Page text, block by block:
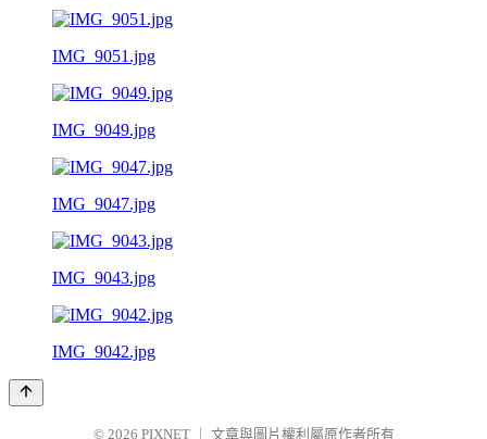
IMG_9051.jpg
IMG_9049.jpg
IMG_9047.jpg
IMG_9043.jpg
IMG_9042.jpg
© 2026 PIXNET 文章與圖片權利屬原作者所有